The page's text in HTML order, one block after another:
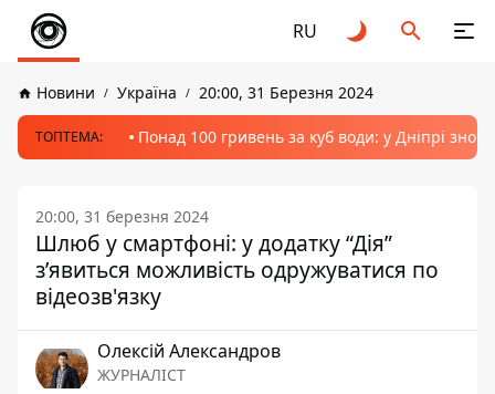
RU
Новини Україна 20:00, 31 Березня 2024
ТОПТЕМА: Понад 100 гривень за куб води: у Дніпрі
20:00, 31 березня 2024
Шлюб у смартфоні: у додатку “Дія”
з’явиться можливість одружуватися по
відеозв'язку
Олексій Александров
ЖУРНАЛІСТ